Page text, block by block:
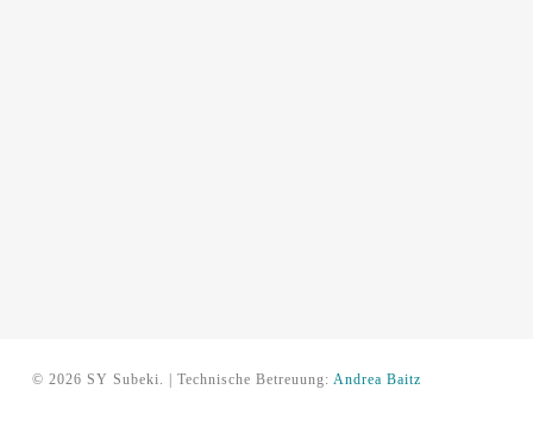
© 2026 SY Subeki. | Technische Betreuung: Andrea Baitz